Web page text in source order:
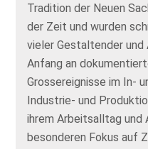
Tradition der Neuen
der Zeit und wurden
vieler Gestaltender und
Anfang an
Grossereignisse im In-
Industrie- und
ihrem Arbeitsalltag und
besonderen Fokus auf